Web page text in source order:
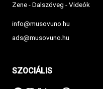
Zene - Dalszöveg - Videók
info@musovuno.hu
ads@musovuno.hu
SZOCIÁLIS